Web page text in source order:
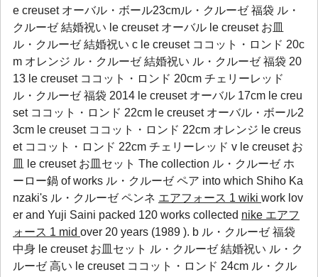
e creuset オーバル・ボール23cmル・クルーゼ 福袋 ル・
クルーゼ 結婚祝い le creuset オーバル le creuset お皿
ル・クルーゼ 結婚祝い c le creuset ココット・ロンド 20c
m オレンジ ル・クルーゼ 結婚祝い ル・クルーゼ 福袋 20
13 le creuset ココット・ロンド 20cm チェリーレッド
ル・クルーゼ 福袋 2014 le creuset オーバル 17cm le creu
set ココット・ロンド 22cm le creuset オーバル・ボール2
3cm le creuset ココット・ロンド 22cm オレンジ le creus
et ココット・ロンド 22cm チェリーレッド v le creuset お
皿 le creuset お皿セット The collection ル・クルーゼ ホ
ーロー鍋 of works ル・クルーゼ ペア into which Shiho Ka
nzaki's ル・クルーゼ ペンネ エアフォース 1 wiki work lov
er and Yuji Saini packed 120 works collected nike エアフ
ォース 1 mid over 20 years (1989 ). b ル・クルーゼ 福袋
中身 le creuset お皿セット ル・クルーゼ 結婚祝い ル・ク
ルーゼ 高い le creuset ココット・ロンド 24cm ル・クル